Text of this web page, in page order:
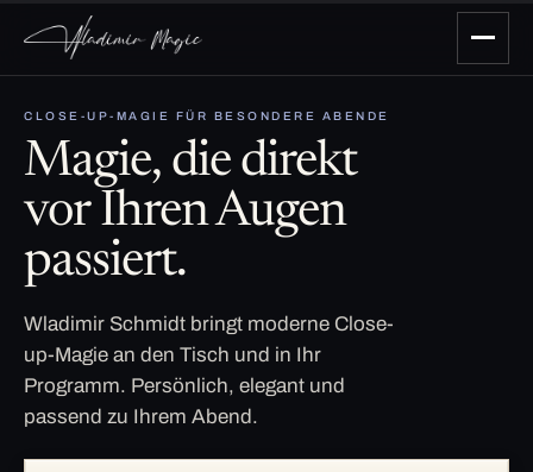
CLOSE-UP-MAGIE FÜR BESONDERE ABENDE
Magie, die direkt
vor Ihren Augen
passiert.
Wladimir Schmidt bringt moderne Close-
up-Magie an den Tisch und in Ihr
Programm. Persönlich, elegant und
passend zu Ihrem Abend.